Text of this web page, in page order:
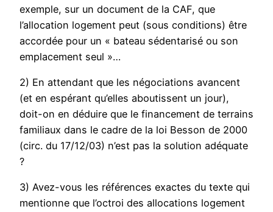
exemple, sur un document de la CAF, que
l’allocation logement peut (sous conditions) être
accordée pour un « bateau sédentarisé ou son
emplacement seul »…
2) En attendant que les négociations avancent
(et en espérant qu’elles aboutissent un jour),
doit-on en déduire que le financement de terrains
familiaux dans le cadre de la loi Besson de 2000
(circ. du 17/12/03) n’est pas la solution adéquate
?
3) Avez-vous les références exactes du texte qui
mentionne que l’octroi des allocations logement